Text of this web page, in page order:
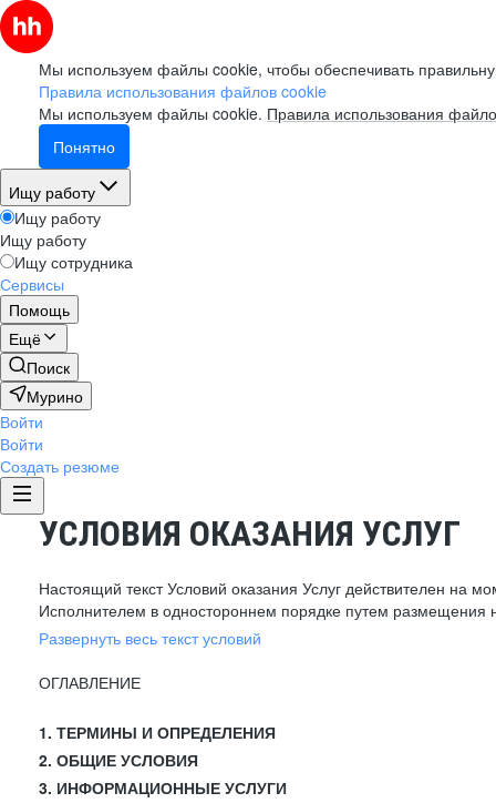
Мы используем файлы cookie, чтобы обеспечивать
Правила использования файлов cookie
Мы используем файлы cookie. Правила использования
Понятно
Ищу работу
Ищу работу
Ищу работу
Ищу сотрудника
Сервисы
Помощь
Ещё
Поиск
Мурино
Войти
Войти
Создать резюме
УСЛОВИЯ ОКАЗАНИЯ УСЛУГ
Настоящий текст Условий оказания Услуг действителен на
Исполнителем в одностороннем порядке путем размещения
Развернуть весь текст условий
ОГЛАВЛЕНИЕ
1. ТЕРМИНЫ И ОПРЕДЕЛЕНИЯ
2. ОБЩИЕ УСЛОВИЯ
3. ИНФОРМАЦИОННЫЕ УСЛУГИ